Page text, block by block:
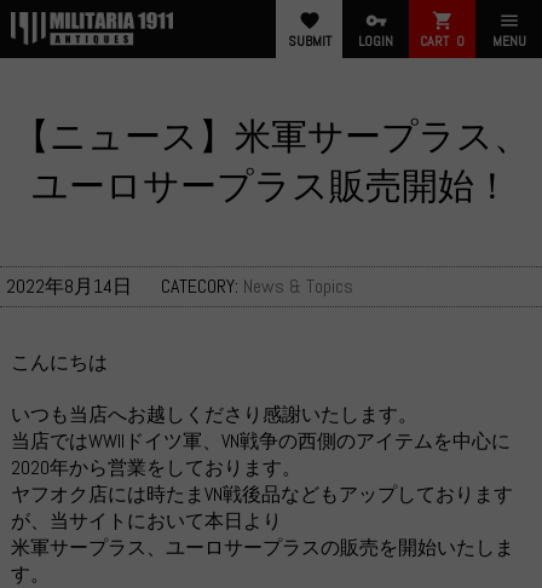
favorite
SUBMIT
vpn_key
LOGIN
shopping_cart
CART 0
menu
MENU
【ニュース】米軍サープラス、
ユーロサープラス販売開始！
2022年8月14日 CATECORY: News & Topics
こんにちは
いつも当店へお越しくださり感謝いたします。
当店ではWWIIドイツ軍、VN戦争の西側のアイテムを中心に
2020年から営業をしております。
ヤフオク店には時たまVN戦後品などもアップしております
が、当サイトにおいて本日より
米軍サープラス、ユーロサープラスの販売を開始いたしま
す。